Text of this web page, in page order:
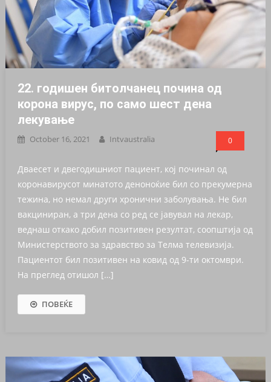
22. годишен битолчанец почина од
корона вирус, по само шест дена
лекување
October 16, 2021 Intvaustralia 0
Дваесет и двегодишниот пациент, кој починал од
коронавирусот минатото деноноќие бил со прекумерна
тежина, но немал други хронични заболувања. Не бил
вакциниран, а три дена со ред се јавувал на лекар,
веднаш откако добил позитивен резултат, соопштија од
Министерството за здравство за Телма телевизија.
Пациентот бил позитивен на ковид од 9-ти октомври.
На преглед отишол […]
ПОВЕЌЕ